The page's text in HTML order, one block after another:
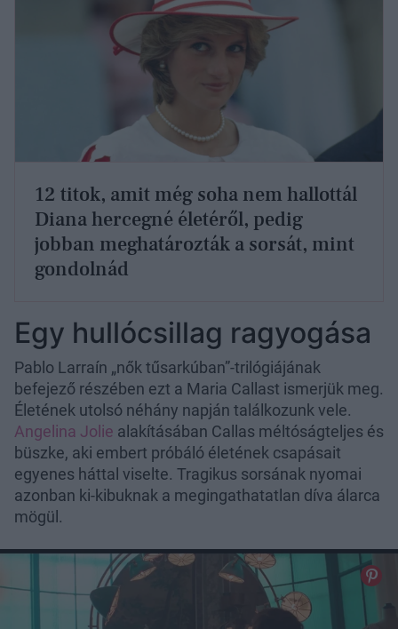
12 titok, amit még soha nem hallottál
Diana hercegné életéről, pedig
jobban meghatározták a sorsát, mint
gondolnád
Egy hullócsillag ragyogása
Pablo Larraín „nők tűsarkúban”-trilógiájának
befejező részében ezt a Maria Callast ismerjük meg.
Életének utolsó néhány napján találkozunk vele.
Angelina Jolie alakításában Callas méltóságteljes és
büszke, aki embert próbáló életének csapásait
egyenes háttal viselte. Tragikus sorsának nyomai
azonban ki-kibuknak a megingathatatlan díva álarca
mögül.